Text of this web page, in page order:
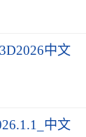
中文
中文